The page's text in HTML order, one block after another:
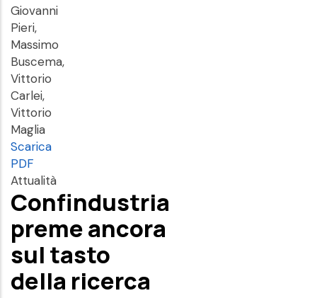
Giovanni
Pieri,
Massimo
Buscema,
Vittorio
Carlei,
Vittorio
Maglia
Scarica
PDF
Attualità
Confindustria
preme ancora
sul tasto
della ricerca